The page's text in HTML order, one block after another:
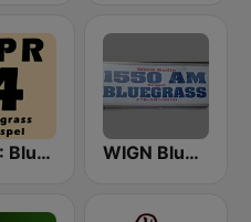
HPR4: Bluegrass Gospel WIGN Bluegrass 1550 AM